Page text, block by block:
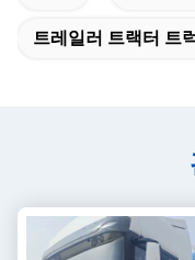
트레일러 트랙터 트럭